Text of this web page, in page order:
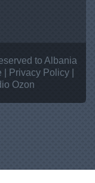
to Albania
Privacy Policy
Ozon